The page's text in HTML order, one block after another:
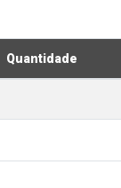
Quantidade